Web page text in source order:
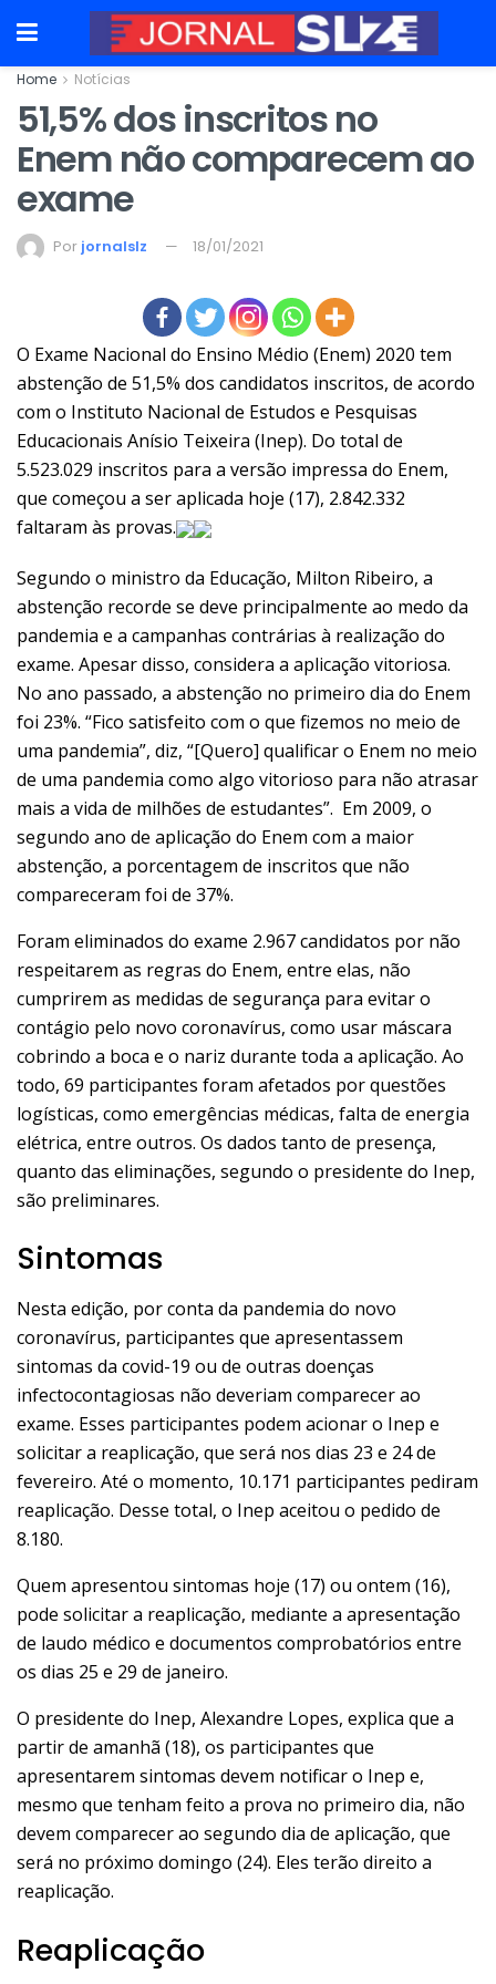
Home Notícias
51,5% dos inscritos no
Enem não comparecem ao
exame
Por jornalslz 18/01/2021
O Exame Nacional do Ensino Médio (Enem) 2020 tem
abstenção de 51,5% dos candidatos inscritos, de acordo
com o Instituto Nacional de Estudos e Pesquisas
Educacionais Anísio Teixeira (Inep). Do total de
5.523.029 inscritos para a versão impressa do Enem,
que começou a ser aplicada hoje (17), 2.842.332
faltaram às provas.
Segundo o ministro da Educação, Milton Ribeiro, a
abstenção recorde se deve principalmente ao medo da
pandemia e a campanhas contrárias à realização do
exame. Apesar disso, considera a aplicação vitoriosa.
No ano passado, a abstenção no primeiro dia do Enem
foi 23%. “Fico satisfeito com o que fizemos no meio de
uma pandemia”, diz, “[Quero] qualificar o Enem no meio
de uma pandemia como algo vitorioso para não atrasar
mais a vida de milhões de estudantes”. Em 2009, o
segundo ano de aplicação do Enem com a maior
abstenção, a porcentagem de inscritos que não
compareceram foi de 37%.
Foram eliminados do exame 2.967 candidatos por não
respeitarem as regras do Enem, entre elas, não
cumprirem as medidas de segurança para evitar o
contágio pelo novo coronavírus, como usar máscara
cobrindo a boca e o nariz durante toda a aplicação. Ao
todo, 69 participantes foram afetados por questões
logísticas, como emergências médicas, falta de energia
elétrica, entre outros. Os dados tanto de presença,
quanto das eliminações, segundo o presidente do Inep,
são preliminares.
Sintomas
Nesta edição, por conta da pandemia do novo
coronavírus, participantes que apresentassem
sintomas da covid-19 ou de outras doenças
infectocontagiosas não deveriam comparecer ao
exame. Esses participantes podem acionar o Inep e
solicitar a reaplicação, que será nos dias 23 e 24 de
fevereiro. Até o momento, 10.171 participantes pediram
reaplicação. Desse total, o Inep aceitou o pedido de
8.180.
Quem apresentou sintomas hoje (17) ou ontem (16),
pode solicitar a reaplicação, mediante a apresentação
de laudo médico e documentos comprobatórios entre
os dias 25 e 29 de janeiro.
O presidente do Inep, Alexandre Lopes, explica que a
partir de amanhã (18), os participantes que
apresentarem sintomas devem notificar o Inep e,
mesmo que tenham feito a prova no primeiro dia, não
devem comparecer ao segundo dia de aplicação, que
será no próximo domingo (24). Eles terão direito a
reaplicação.
Reaplicação